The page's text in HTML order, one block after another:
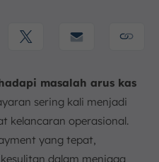
masalah arus kas
sering kali menjadi
kelancaran operasional.
yang tepat,
dalam menjaga